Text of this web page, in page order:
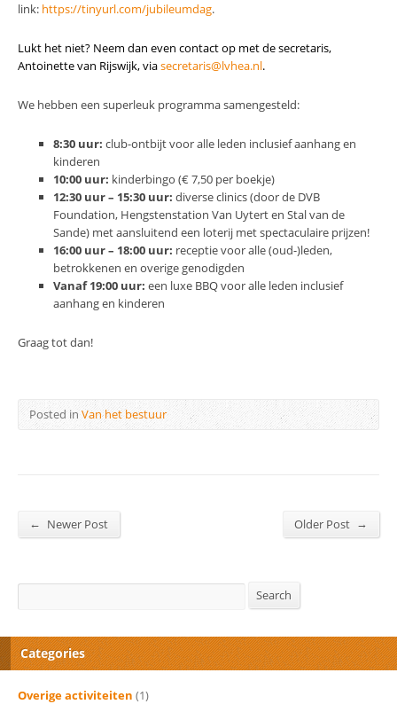
link: https://tinyurl.com/jubileumdag.
Lukt het niet? Neem dan even contact op met de secretaris,
Antoinette van Rijswijk, viasecretaris@lvhea.nl.
We hebben een superleuk programma samengesteld:
8:30 uur: club-ontbijt voor alle leden inclusief aanhang en
kinderen
10:00 uur: kinderbingo (€ 7,50 per boekje)
12:30 uur – 15:30 uur: diverse clinics (door de DVB
Foundation, Hengstenstation Van Uytert en Stal van de
Sande) met aansluitend een loterij met spectaculaire prijzen!
16:00 uur – 18:00 uur: receptie voor alle (oud-)leden,
betrokkenen en overige genodigden
Vanaf 19:00 uur: een luxe BBQ voor alle leden inclusief
aanhang en kinderen
Graag tot dan!
Posted in Van het bestuur
← Newer Post Older Post →
Search Search
Categories
Overige activiteiten (1)